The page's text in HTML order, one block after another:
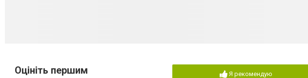
Оцініть першим Я рекомендую